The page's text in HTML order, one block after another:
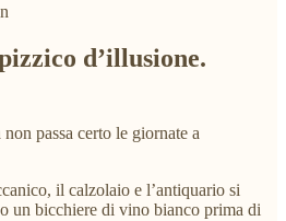
d’illusione.
passa certo le giornate a
il calzolaio e l’antiquario si
un bicchiere di vino bianco prima di